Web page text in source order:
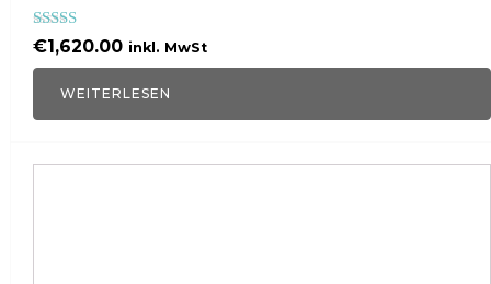
Bewertet mit
5.00
von 5
€1,620.00 inkl. MwSt
WEITERLESEN